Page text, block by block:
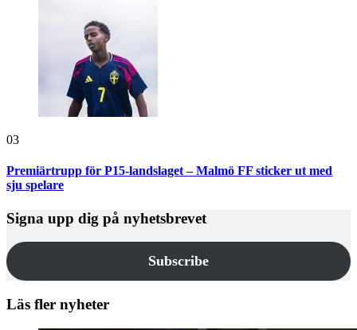
03
Premiärtrupp för P15-landslaget – Malmö FF sticker ut med
sju spelare
Signa upp dig på nyhetsbrevet
Subscribe
Läs fler nyheter